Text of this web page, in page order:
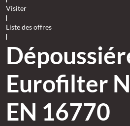
Visiter
|
Liste des offres
|
Eurofilter
EN 16770